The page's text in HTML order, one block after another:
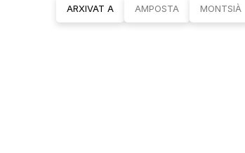
ARXIVAT A AMPOSTA MONTSIÀ